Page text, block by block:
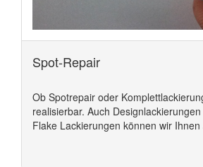
Spot-Repair
Ob Spotrepair oder
realisierbar. Auch
Flake Lackierungen können wir Ihnen